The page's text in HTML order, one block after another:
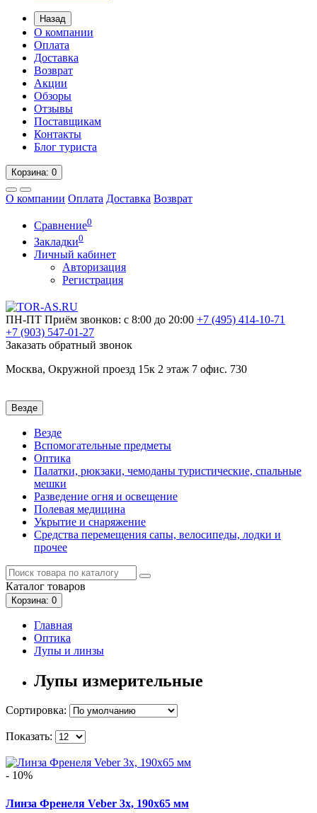
Назад
О компании
Оплата
Доставка
Возврат
Акции
Обзоры
Отзывы
Поставщикам
Контакты
Блог туриста
Корзина: 0
О компании Оплата Доставка Возврат
Сравнение0
Закладки0
Личный кабинет
Авторизация
Регистрация
ПН-ПТ Приём звонков: с 8:00 до 20:00 +7 (495) 414-10-71
+7 (903) 547-01-27
Заказать обратный звонок
Москва, Окружной проезд 15к 2 этаж 7 офис. 730
Везде
Везде
Вспомогательные предметы
Оптика
Палатки, рюкзаки, чемоданы туристические, спальные
мешки
Разведение огня и освещение
Полевая медицина
Укрытие и снаряжение
Средства перемещения сапы, велосипеды, лодки и
прочее
Каталог товаров
Корзина: 0
Главная
Оптика
Лупы и линзы
Лупы измерительные
Сортировка:
Показать:
- 10%
Линза Френеля Veber 3x, 190x65 мм